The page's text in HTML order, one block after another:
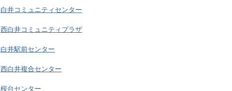
白井コミュニティセンター
西白井コミュニティプラザ
白井駅前センター
西白井複合センター
桜台センター